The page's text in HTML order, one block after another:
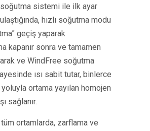
sistemi ile ilk ayar
ulaştığında, hızlı soğutma modu
geçiş yaparak
kapanır sonra ve tamamen
ve WindFree soğutma
ısı sabit tutar, binlerce
ortama yayılan homojen
sağlanır.
ortamlarda, zarflama ve